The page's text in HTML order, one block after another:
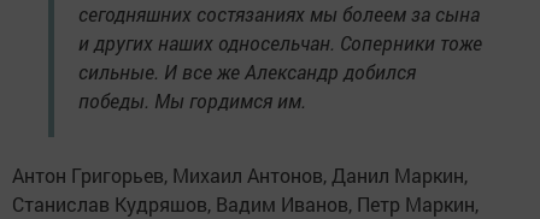
сегодняшних состязаниях мы болеем за сына
и других наших односельчан. Соперники тоже
сильные. И все же Александр добился
победы. Мы гордимся им.
Антон Григорьев, Михаил Антонов, Данил Маркин,
Станислав Кудряшов, Вадим Иванов, Петр Маркин,